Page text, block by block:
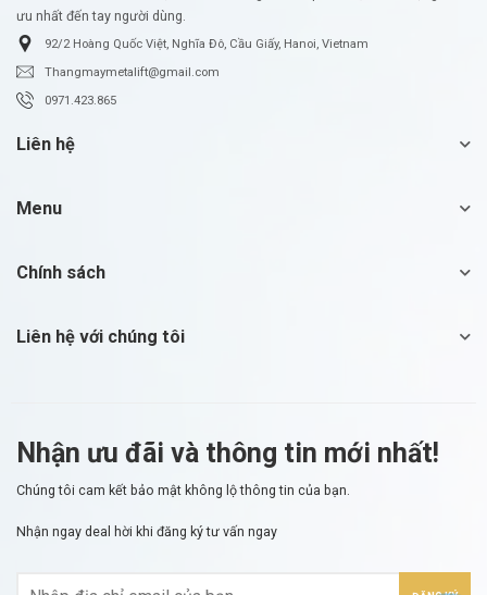
ưu nhất đến tay người dùng.
92/2 Hoàng Quốc Việt, Nghĩa Đô, Cầu Giấy, Hanoi, Vietnam
Thangmaymetalift@gmail.com
0971.423.865
Liên hệ
Menu
Chính sách
Liên hệ với chúng tôi
Nhận ưu đãi và thông tin mới nhất!
Chúng tôi cam kết bảo mật không lộ thông tin của bạn.
Nhận ngay deal hời khi đăng ký tư vấn ngay